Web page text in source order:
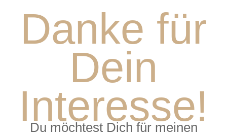
Danke für
Dein
Interesse!
Du möchtest Dich für meinen